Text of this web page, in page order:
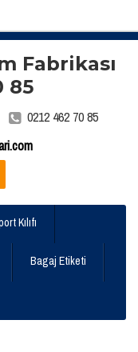
0212 462 70 85
Kılıfı
Bagaj Etiketi